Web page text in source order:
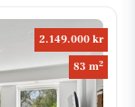
2.149.000 kr
83 m2